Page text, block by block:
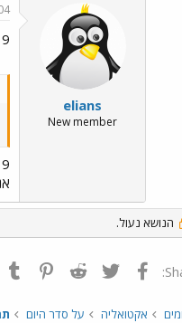
elians
New member
19 ?
19 ?
הנושא נעול.
פייסבוק Twitter
Reddit
אקטואליה על סדר היום